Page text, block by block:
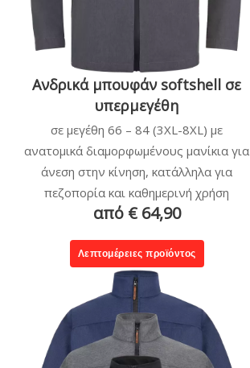
Ανδρικά μπουφάν softshell σε
υπερμεγέθη
σε μεγέθη 66 – 84 (3XL-8XL) με
ανατομικά διαμορφωμένους μανίκια για
άνεση στην κίνηση, κατάλληλα για
πεζοπορία και καθημερινή χρήση
από € 64,90
Λεπτομέρειες προϊόντος